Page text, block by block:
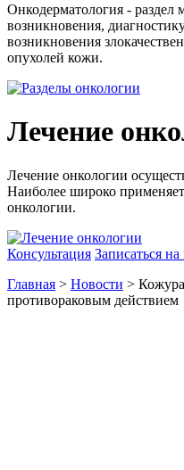
Онкодерматология -
возникновения,
возникновения
опухолей кожи.
Лечение
Лечение онкологии
Наиболее широко
онкологии.
Консультация Записаться
Главная > Новости >
противораковым действием